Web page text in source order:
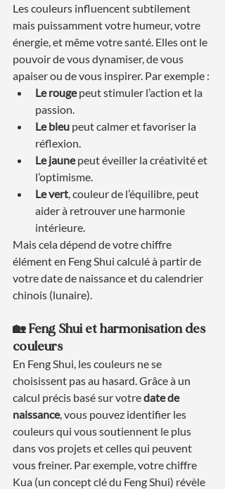
Les couleurs influencent subtilement
mais puissamment votre humeur, votre
énergie, et même votre santé. Elles ont le
pouvoir de vous dynamiser, de vous
apaiser ou de vous inspirer. Par exemple :
Le rouge peut stimuler l’action et la
passion.
Le bleu peut calmer et favoriser la
réflexion.
Le jaune peut éveiller la créativité et
l’optimisme.
Le vert, couleur de l’équilibre, peut
aider à retrouver une harmonie
intérieure.
Mais cela dépend de votre chiffre
élément en Feng Shui calculé à partir de
votre date de naissance et du calendrier
chinois (lunaire).
🏡 Feng Shui et harmonisation des
couleurs
En Feng Shui, les couleurs ne se
choisissent pas au hasard. Grâce à un
calcul précis basé sur votre date de
naissance, vous pouvez identifier les
couleurs qui vous soutiennent le plus
dans vos projets et celles qui peuvent
vous freiner. Par exemple, votre chiffre
Kua (un concept clé du Feng Shui) révèle